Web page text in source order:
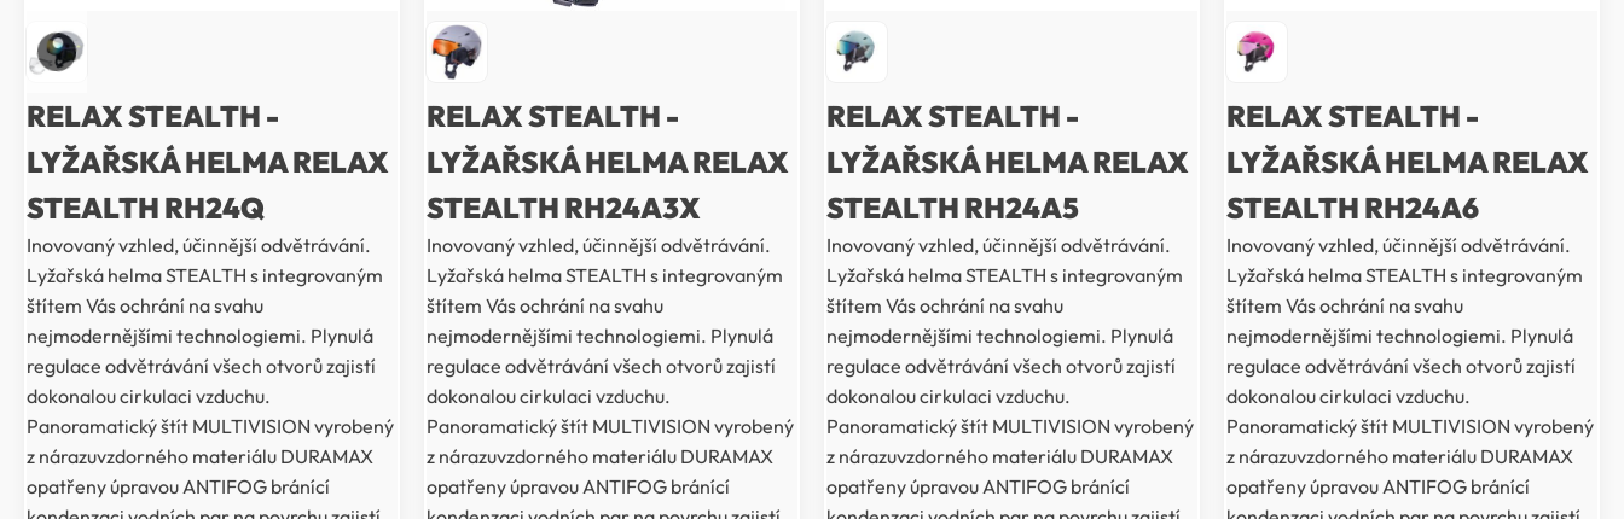
RELAX STEALTH -
LYŽAŘSKÁ HELMA RELAX
STEALTH RH24Q
Inovovaný vzhled, účinnější odvětrávání.
Lyžařská helma STEALTH s integrovaným
štítem Vás ochrání na svahu
nejmodernějšími technologiemi. Plynulá
regulace odvětrávání všech otvorů zajistí
dokonalou cirkulaci vzduchu.
Panoramatický štít MULTIVISION vyrobený
z nárazuvzdorného materiálu DURAMAX
opatřeny úpravou ANTIFOG bránící
RELAX STEALTH -
LYŽAŘSKÁ HELMA RELAX
STEALTH RH24A3X
Inovovaný vzhled, účinnější odvětrávání.
Lyžařská helma STEALTH s integrovaným
štítem Vás ochrání na svahu
nejmodernějšími technologiemi. Plynulá
regulace odvětrávání všech otvorů zajistí
dokonalou cirkulaci vzduchu.
Panoramatický štít MULTIVISION vyrobený
z nárazuvzdorného materiálu DURAMAX
opatřeny úpravou ANTIFOG bránící
RELAX STEALTH -
LYŽAŘSKÁ HELMA RELAX
STEALTH RH24A5
Inovovaný vzhled, účinnější odvětrávání.
Lyžařská helma STEALTH s integrovaným
štítem Vás ochrání na svahu
nejmodernějšími technologiemi. Plynulá
regulace odvětrávání všech otvorů zajistí
dokonalou cirkulaci vzduchu.
Panoramatický štít MULTIVISION vyrobený
z nárazuvzdorného materiálu DURAMAX
opatřeny úpravou ANTIFOG bránící
RELAX STEALTH -
LYŽAŘSKÁ HELMA RELAX
STEALTH RH24A6
Inovovaný vzhled, účinnější odvětrávání.
Lyžařská helma STEALTH s integrovaným
štítem Vás ochrání na svahu
nejmodernějšími technologiemi. Plynulá
regulace odvětrávání všech otvorů zajistí
dokonalou cirkulaci vzduchu.
Panoramatický štít MULTIVISION vyrobený
z nárazuvzdorného materiálu DURAMAX
opatřeny úpravou ANTIFOG bránící